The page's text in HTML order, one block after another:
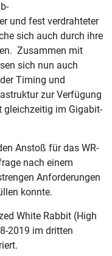
und fest verdrahteter
sich auch durch ihre
Zusammen mit
sich nun auch
Timing und
zur Verfügung
gleichzeitig im Gigabit-
Anstoß für das WR-
nach einem
Anforderungen
konnte.
White Rabbit (High
2019 im dritten